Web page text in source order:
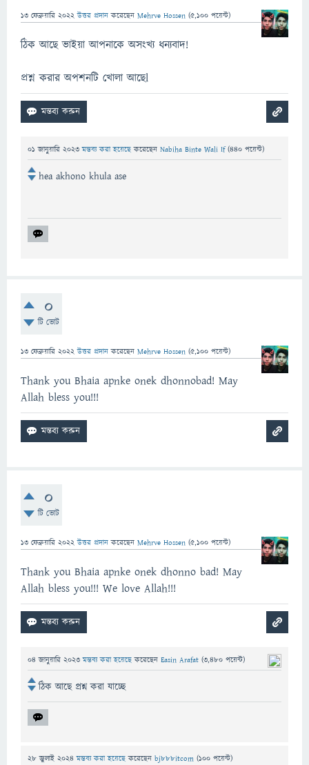
13 ফেব্রুয়ারি 2022 উত্তর প্রদান করেছেন Mehrve Hossen (5,100 পয়েন্ট)
ঠিক আছে ভাইয়া আপনাকে অসংখ্য ধন্যবাদ!
প্রশ্ন করার অপশনটি খোলা আছেl
01 জানুয়ারি 2023 মন্তব্য করা হয়েছেকরেছেন Nabiha Binte Wali If (440 পয়েন্ট)
hea akhono khula ase
0
টি ভোট
13 ফেব্রুয়ারি 2022 উত্তর প্রদান করেছেন Mehrve Hossen (5,100 পয়েন্ট)
Thank you Bhaia apnke onek dhonnobad! May
Allah bless you!!!
0
টি ভোট
13 ফেব্রুয়ারি 2022 উত্তর প্রদান করেছেন Mehrve Hossen (5,100 পয়েন্ট)
Thank you Bhaia apnke onek dhonno bad! May
Allah bless you!!! We love Allah!!!
04 জানুয়ারি 2023 মন্তব্য করা হয়েছেকরেছেন Easin Arafat (3,480 পয়েন্ট)
ঠিক আছে প্রশ্ন করা যাচ্ছে
28 জুলাই 2024 মন্তব্য করা হয়েছেকরেছেন bj888itcom (100 পয়েন্ট)